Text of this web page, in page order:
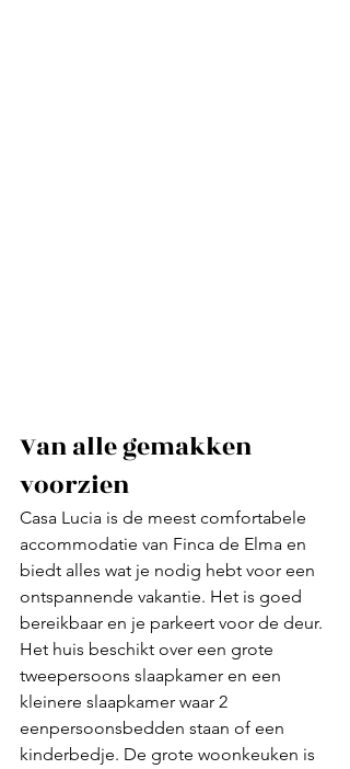
Van alle gemakken
voorzien
Casa Lucia is de meest comfortabele
accommodatie van Finca de Elma en
biedt alles wat je nodig hebt voor een
ontspannende vakantie. Het is goed
bereikbaar en je parkeert voor de deur.
Het huis beschikt over een grote
tweepersoons slaapkamer en een
kleinere slaapkamer waar 2
eenpersoonsbedden staan of een
kinderbedje. De grote woonkeuken is